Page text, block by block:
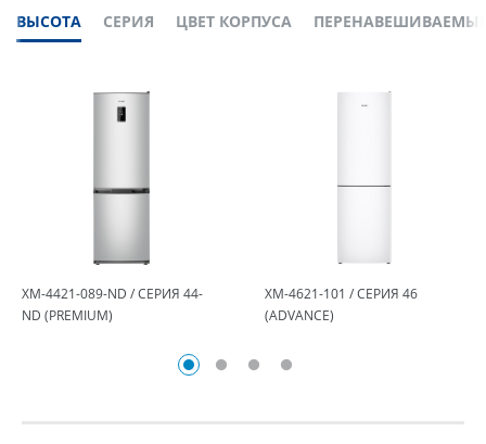
ВЫСОТА СЕРИЯ ЦВЕТ КОРПУСА
ХМ-4421-089-ND / СЕРИЯ 44-
ND (PREMIUM)
ХМ-4621-101 / СЕРИЯ 46
(ADVANCE)